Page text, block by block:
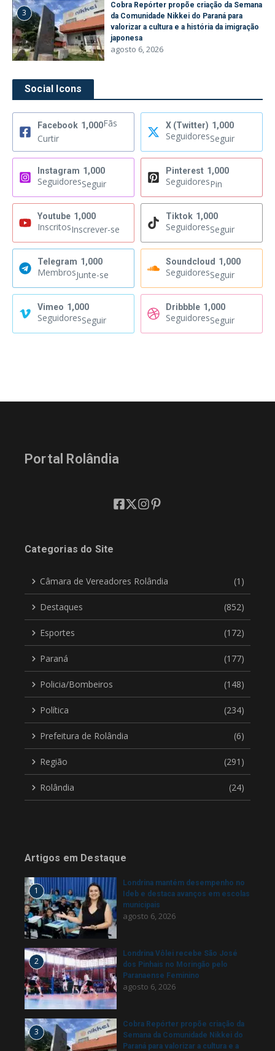
3
Cobra Repórter propõe criação da Semana
da Comunidade Nikkei do Paraná para
valorizar a cultura e a história da imigração
japonesa
agosto 6, 2026
Social Icons
Facebook 1,000Fãs
Curtir
X (Twitter) 1,000
SeguidoresSeguir
Instagram 1,000
SeguidoresSeguir
Pinterest 1,000
SeguidoresPin
Youtube 1,000
InscritosInscrever-se
Tiktok 1,000
SeguidoresSeguir
Telegram 1,000
MembrosJunte-se
Soundcloud 1,000
SeguidoresSeguir
Vimeo 1,000
SeguidoresSeguir
Dribbble 1,000
SeguidoresSeguir
Portal Rolândia
Categorias do Site
Câmara de Vereadores Rolândia (1)
Destaques (852)
Esportes (172)
Paraná (177)
Policia/Bombeiros (148)
Política (234)
Prefeitura de Rolândia (6)
Região (291)
Rolândia (24)
Artigos em Destaque
1
Londrina mantém desempenho no
Ideb e destaca avanços em escolas
municipais
agosto 6, 2026
2
Londrina Vôlei recebe São José
dos Pinhais no Moringão pelo
Paranaense Feminino
agosto 6, 2026
3
Cobra Repórter propõe criação da
Semana da Comunidade Nikkei do
Paraná para valorizar a cultura e a